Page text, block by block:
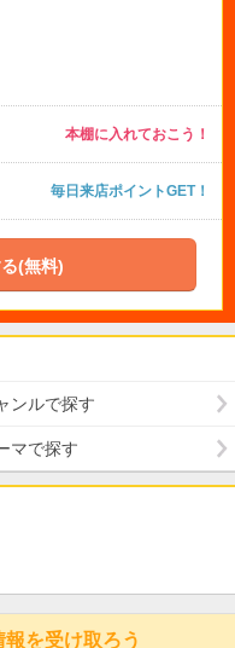
本棚に入れておこう！
毎日来店ポイントGET！
(無料)
ンルで探す
マで探す
を受け取ろう